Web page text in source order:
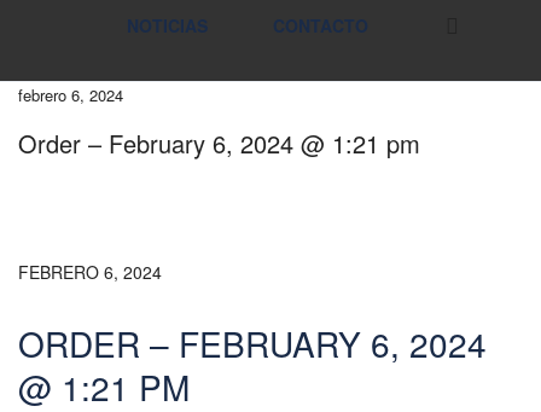
NOTICIAS CONTACTO
febrero 6, 2024
Order – February 6, 2024 @ 1:21 pm
FEBRERO 6, 2024
ORDER – FEBRUARY 6, 2024
@ 1:21 PM